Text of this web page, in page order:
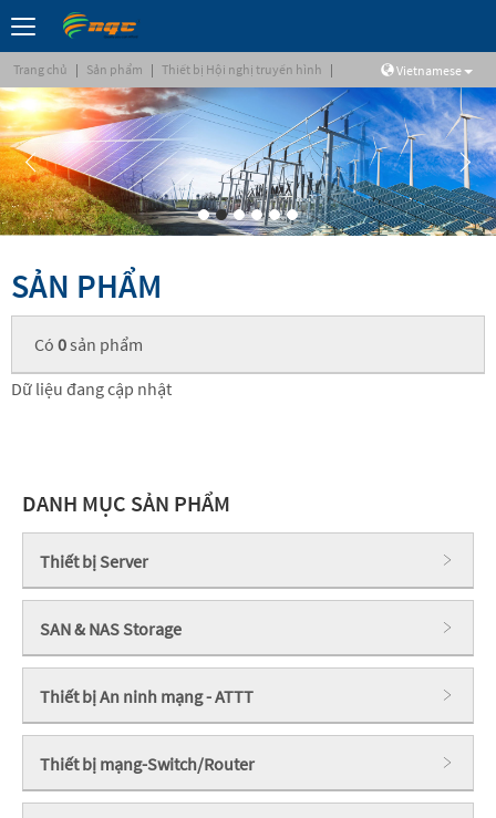
Trang chủ | Sản phẩm | Thiết bị Hội nghị truyền hình | Vietnamese
SẢN PHẨM
Có 0sản phẩm
Dữ liệu đang cập nhật
DANH MỤC SẢN PHẨM
Thiết bị Server
SAN & NAS Storage
Thiết bị An ninh mạng - ATTT
Thiết bị mạng-Switch/Router